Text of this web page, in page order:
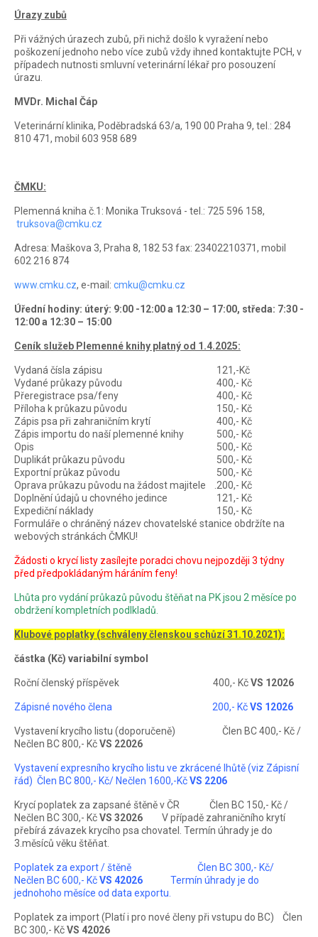
Úrazy zubů
Při vážných úrazech zubů, při nichž došlo k vyražení nebo
poškození jednoho nebo více zubů vždy ihned kontaktujte PCH, v
případech nutnosti smluvní veterinární lékař pro posouzení
úrazu.
MVDr. Michal Čáp
Veterinární klinika, Poděbradská 63/a, 190 00 Praha 9, tel.: 284
810 471, mobil 603 958 689
ČMKU:
Plemenná kniha č.1: Monika Truksová - tel.: 725 596 158,
truksova@cmku.cz
Adresa: Maškova 3, Praha 8, 182 53 fax: 23402210371, mobil
602 216 874
www.cmku.cz, e-mail: cmku@cmku.cz
Úřední hodiny: úterý: 9:00 -12:00 a 12:30 – 17:00, středa: 7:30 -
12:00 a 12:30 – 15:00
Ceník služeb Plemenné knihy platný od 1.4.2025:
Vydaná čísla zápisu
121,-Kč
Vydané průkazy původu
400,- Kč
Přeregistrace psa/feny
400,- Kč
Příloha k průkazu původu
150,- Kč
Zápis psa při zahraničním krytí
400,- Kč
Zápis importu do naší plemenné knihy
500,- Kč
Opis
500,- Kč
Duplikát průkazu původu
500,- Kč
Exportní průkaz původu
500,- Kč
Oprava průkazu původu na žádost majitele .200,- Kč
Doplnění údajů u chovného jedince
121,- Kč
Expediční náklady
150,- Kč
Formuláře o chráněný název chovatelské stanice obdržíte na
webových stránkách ČMKU!
Žádosti o krycí listy zasílejte poradci chovu nejpozději 3 týdny
před předpokládaným háráním feny!
Lhůta pro vydání průkazů původu štěňat na PK jsou 2 měsíce po
obdržení kompletních podlkladů.
Klubové poplatky (schváleny členskou schůzí 31.10.2021):
částka (Kč) variabilní symbol
Roční členský příspěvek 400,- KčVS 12026
Zápisné nového člena 200,- KčVS 12026
Vystavení krycího listu (doporučeně) Člen BC 400,- Kč /
Nečlen BC 800,- KčVS 22026
Vystavení expresního krycího listu ve zkrácené lhůtě (viz Zápisní
řád) Člen BC 800,- Kč/ Nečlen 1600,-KčVS 2206
Krycí poplatek za zapsané štěně v ČR Člen BC 150,- Kč /
Nečlen BC 300,- KčVS 32026 V případě zahraničního krytí
přebírá závazek krycího psa chovatel. Termín úhrady je do
3.měsíců věku štěňat.
Poplatek za export / štěně Člen BC 300,- Kč/
Nečlen BC 600,- KčVS 42026 Termín úhrady je do
jednohoho měsíce od data exportu.
Poplatek za import (Platí i pro nové členy při vstupu do BC) Člen
BC 300,- KčVS 42026